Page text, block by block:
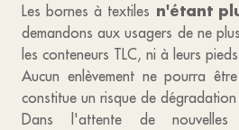
Les bornes à textiles n'étant
demandons aux usagers de ne
les conteneurs TLC, ni à leurs
Aucun enlèvement ne pourra
constitue un risque de dégradation
Dans l'attente de nouvelles